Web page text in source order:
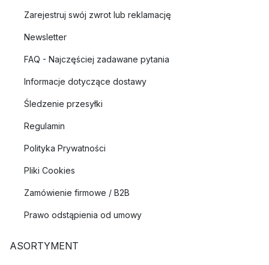
Zarejestruj swój zwrot lub reklamację
Newsletter
FAQ - Najczęściej zadawane pytania
Informacje dotyczące dostawy
Śledzenie przesyłki
Regulamin
Polityka Prywatności
Pliki Cookies
Zamówienie firmowe / B2B
Prawo odstąpienia od umowy
ASORTYMENT